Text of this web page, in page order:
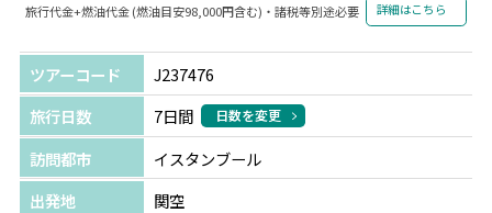
旅行代金+燃油代金 (燃油目安98,000円含む)・諸税等別途必要 詳細はこちら
ツアーコード
J237476
旅行日数
7日間 日数を変更
訪問都市
イスタンブール
出発地
関空